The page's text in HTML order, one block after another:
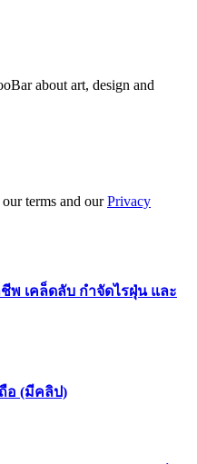
about art, design and
terms and ourPrivacy
เคล็ดลับ กำจัดไรฝุ่น และ
อ (มีคลิป)